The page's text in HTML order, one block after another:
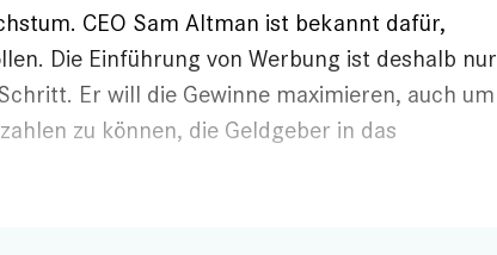
CEO Sam Altman ist bekannt dafür,
Die Einführung von Werbung ist deshalb nur
Er will die Gewinne maximieren, auch um
zu können, die Geldgeber in das